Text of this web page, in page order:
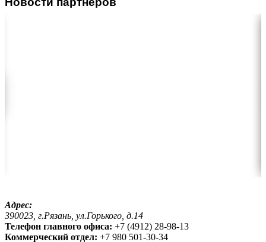
Адрес:
390023, г.Рязань, ул.Горького, д.14
Телефон главного офиса: +7 (4912) 28-98-13
Коммерческий отдел: +7 980 501-30-34